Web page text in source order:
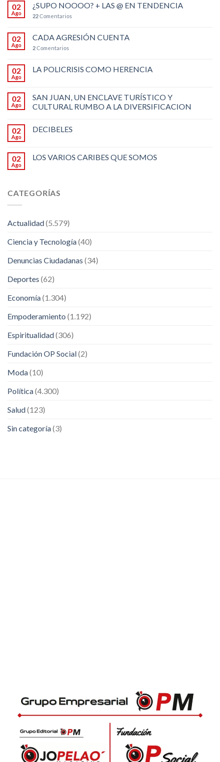
02
Ago
¿SUPO NOOOO? + LAS @ EN TENDENCIA
22 Comentarios
02
Ago
CADA AGRESIÓN CUENTA
2 Comentarios
02
Ago
LA POLICRISIS COMO HERENCIA
02
Ago
SAN JUAN, UN ENCLAVE TURÍSTICO Y
CULTURAL RUMBO A LA DIVERSIFICACION
02
Ago
DECIBELES
02
Ago
LOS VARIOS CARIBES QUE SOMOS
CATEGORÍAS
Actualidad(5.579)
Ciencia y Tecnología(40)
Denuncias Ciudadanas (34)
Deportes (62)
Economía(1.304)
Empoderamiento (1.192)
Espiritualidad(306)
Fundación OP Social(2)
Moda(10)
Política(4.300)
Salud(123)
Sin categoría(3)